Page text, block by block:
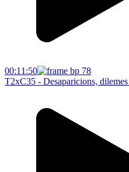
00:11:50
T2xC35 - Desaparicions,